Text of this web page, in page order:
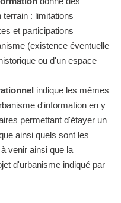
terrain : limitations
et participations
(existence éventuelle
ou d'un espace
indique les mêmes
d'information en y
permettant d'étayer un
ainsi quels sont les
venir ainsi que la
d'urbanisme indiqué par